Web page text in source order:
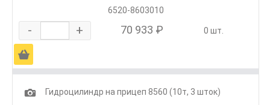
6520-8603010
- + 70 933 ₽ 0 шт.
Ä
1
Гидроцилиндр на прицеп 8560 (10т, 3 шток)